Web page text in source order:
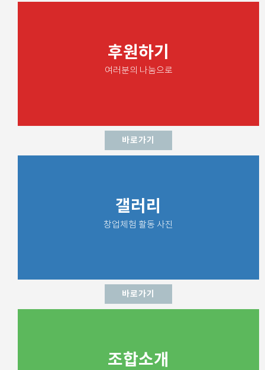
후원하기
여러분의 나눔으로
바로가기
갤러리
창업체험 활동 사진
바로가기
조합소개